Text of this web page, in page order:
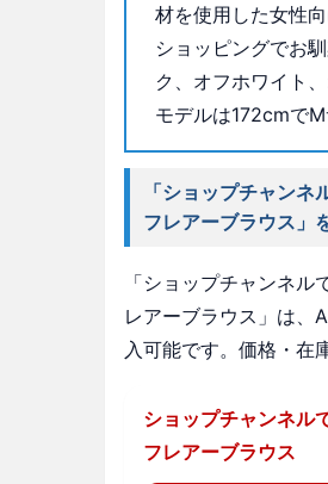
材を使用した女性
ショッピングでお
ク、オフホワイト
モデルは172cmでM
「ショップチャン
フレアーブラウス」
「ショップチャンネ
レアーブラウス」は、
入可能です。価格・在
ショップチャンネル
フレアーブラウス